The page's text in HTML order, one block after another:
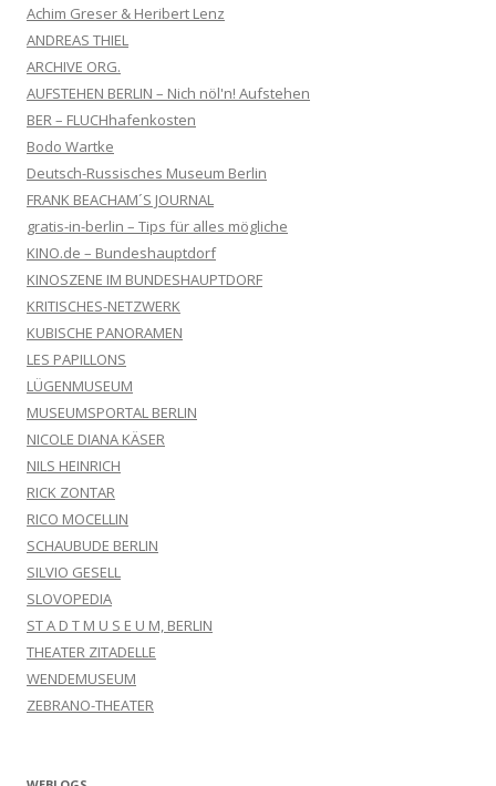
Achim Greser & Heribert Lenz
ANDREAS THIEL
ARCHIVE ORG.
AUFSTEHEN BERLIN – Nich nöl'n! Aufstehen
BER – FLUCHhafenkosten
Bodo Wartke
Deutsch-Russisches Museum Berlin
FRANK BEACHAM´S JOURNAL
gratis-in-berlin – Tips für alles mögliche
KINO.de – Bundeshauptdorf
KINOSZENE IM BUNDESHAUPTDORF
KRITISCHES-NETZWERK
KUBISCHE PANORAMEN
LES PAPILLONS
LÜGENMUSEUM
MUSEUMSPORTAL BERLIN
NICOLE DIANA KÄSER
NILS HEINRICH
RICK ZONTAR
RICO MOCELLIN
SCHAUBUDE BERLIN
SILVIO GESELL
SLOVOPEDIA
ST A D T M U S E U M, BERLIN
THEATER ZITADELLE
WENDEMUSEUM
ZEBRANO-THEATER